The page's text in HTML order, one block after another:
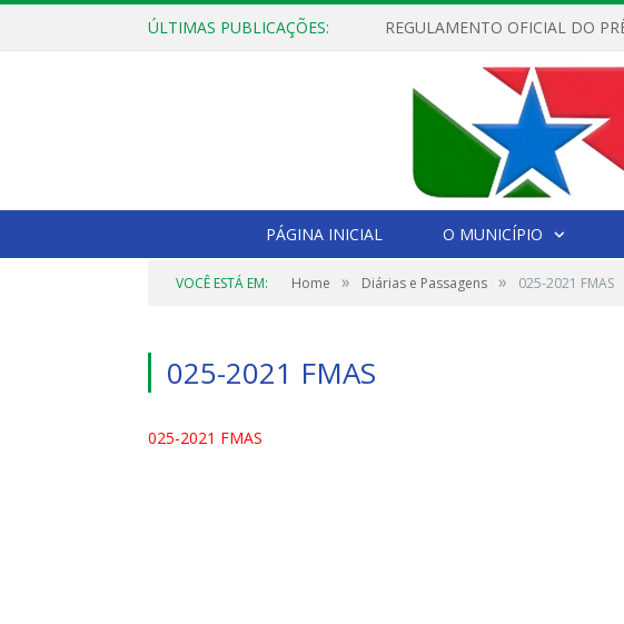
ÚLTIMAS PUBLICAÇÕES:
PÁGINA INICIAL O MUNICÍPIO
VOCÊ ESTÁ EM: Home » Diárias e Passagens » 025-2021 FMAS
025-2021 FMAS
025-2021 FMAS